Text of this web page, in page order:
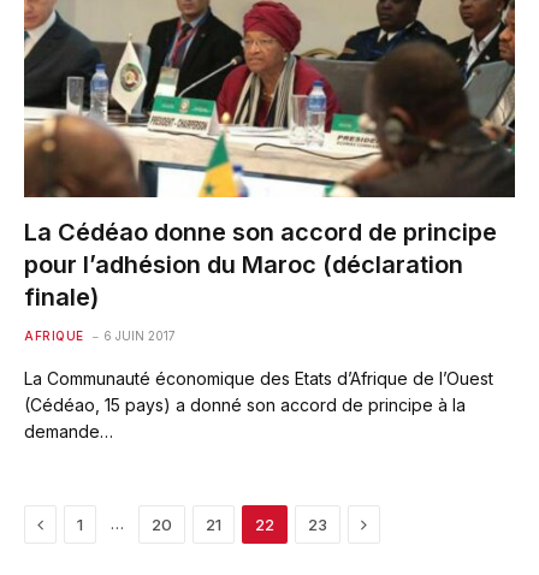
La Cédéao donne son accord de principe
pour l’adhésion du Maroc (déclaration
finale)
AFRIQUE 6 JUIN 2017
La Communauté économique des Etats d’Afrique de l’Ouest
(Cédéao, 15 pays) a donné son accord de principe à la
demande…
Previous
1 … 20 21 22 23 Next